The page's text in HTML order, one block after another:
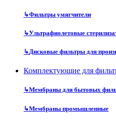
↳Фильтры умягчители
↳Ультрафиолетовые
↳Дисковые фильтры для
Комплектующие для
↳Мембраны для бытовых
↳Мембраны промышленные